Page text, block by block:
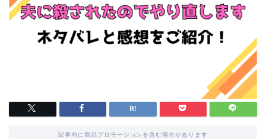
記事内に商品プロモーションを含む場合があります